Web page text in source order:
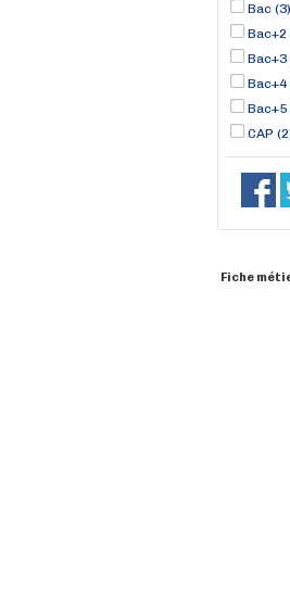
Bac (3)
Bac+2
Bac+3
Bac+4
Bac+5
CAP
Fiche